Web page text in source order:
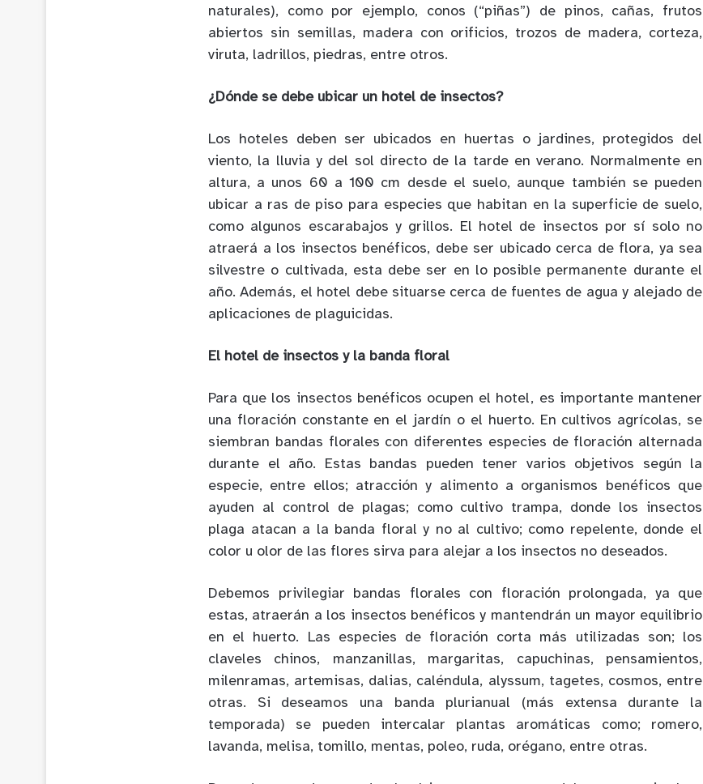
naturales), como por ejemplo, conos (“piñas”) de pinos, cañas, frutos
abiertos sin semillas, madera con orificios, trozos de madera, corteza,
viruta, ladrillos, piedras, entre otros.
¿Dónde se debe ubicar un hotel de insectos?
Los hoteles deben ser ubicados en huertas o jardines, protegidos del
viento, la lluvia y del sol directo de la tarde en verano. Normalmente en
altura, a unos 60 a 100 cm desde el suelo, aunque también se pueden
ubicar a ras de piso para especies que habitan en la superficie de suelo,
como algunos escarabajos y grillos. El hotel de insectos por sí solo no
atraerá a los insectos benéficos, debe ser ubicado cerca de flora, ya sea
silvestre o cultivada, esta debe ser en lo posible permanente durante el
año. Además, el hotel debe situarse cerca de fuentes de agua y alejado de
aplicaciones de plaguicidas.
El hotel de insectos y la banda floral
Para que los insectos benéficos ocupen el hotel, es importante mantener
una floración constante en el jardín o el huerto. En cultivos agrícolas, se
siembran bandas florales con diferentes especies de floración alternada
durante el año. Estas bandas pueden tener varios objetivos según la
especie, entre ellos; atracción y alimento a organismos benéficos que
ayuden al control de plagas; como cultivo trampa, donde los insectos
plaga atacan a la banda floral y no al cultivo; como repelente, donde el
color u olor de las flores sirva para alejar a los insectos no deseados.
Debemos privilegiar bandas florales con floración prolongada, ya que
estas, atraerán a los insectos benéficos y mantendrán un mayor equilibrio
en el huerto. Las especies de floración corta más utilizadas son; los
claveles chinos, manzanillas, margaritas, capuchinas, pensamientos,
milenramas, artemisas, dalias, caléndula, alyssum, tagetes, cosmos, entre
otras. Si deseamos una banda plurianual (más extensa durante la
temporada) se pueden intercalar plantas aromáticas como; romero,
lavanda, melisa, tomillo, mentas, poleo, ruda, orégano, entre otras.